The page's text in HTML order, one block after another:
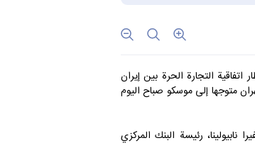
التجارة الحرة بين إيران
متوجها إلى موسكو صباح اليوم
رئيسة البنك المركزي